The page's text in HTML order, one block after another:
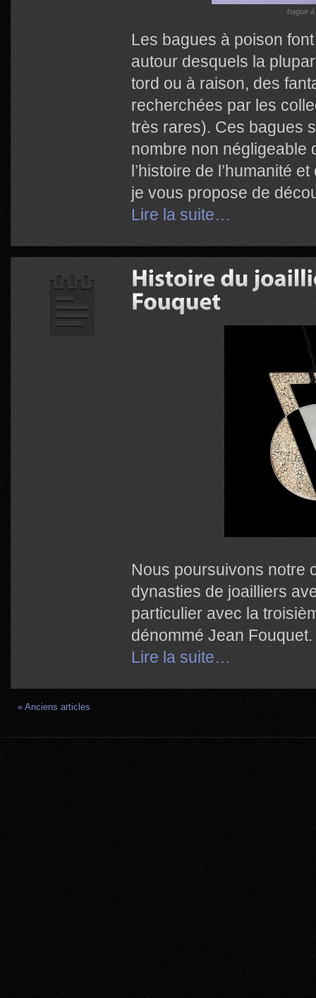
bague
Les bagues à poison
autour desquels la
tord ou à raison, des
recherchées par les
très rares). Ces bagues
nombre non négligeable
l’histoire de l’humanité
je vous propose de
Lire la suite…
Nous poursuivons notre
dynasties de joailliers
particulier avec la
dénommé Jean Fouquet.
Lire la suite…
« Anciens articles